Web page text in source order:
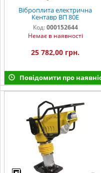
Віброплита електрична
Кентавр ВП 80Е
Код: 000152644
Немає в наявності
25 782,00 грн.
Повідомити про